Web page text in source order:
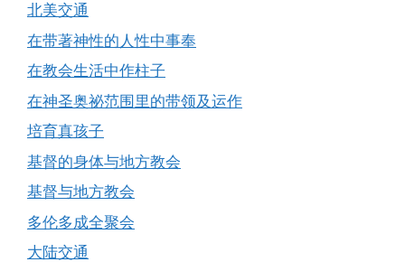
北美交通
在带著神性的人性中事奉
在教会生活中作柱子
在神圣奥祕范围里的带领及运作
培育真孩子
基督的身体与地方教会
基督与地方教会
多伦多成全聚会
大陆交通